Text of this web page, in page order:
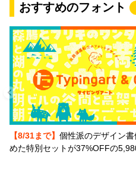
おすすめのフォント
【8/31まで】 個性派のデザイン
めた特別セットが37%OFFの